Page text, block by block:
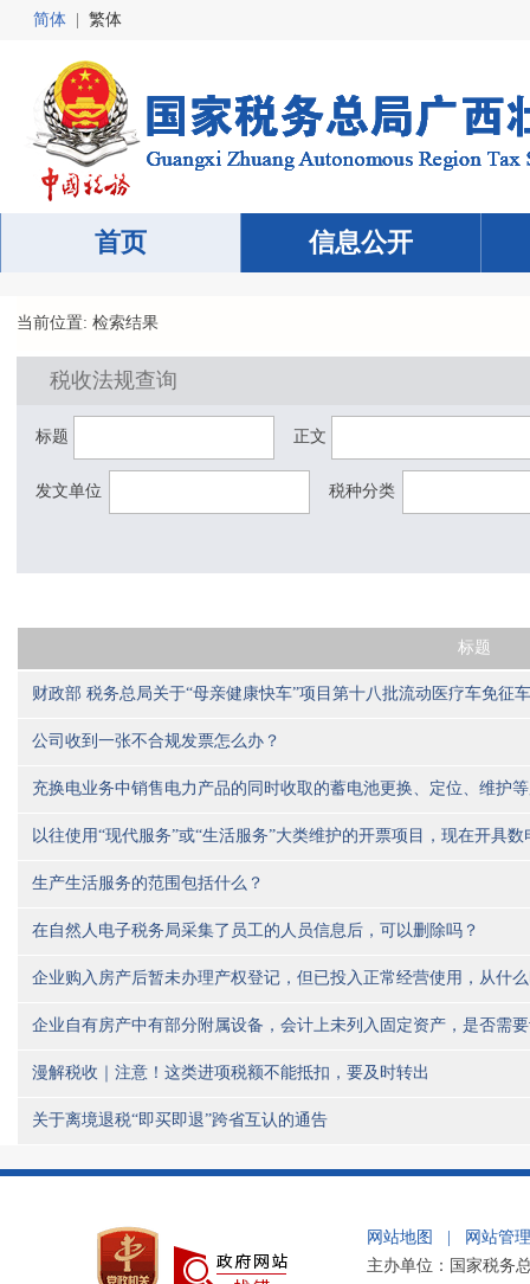
简体 繁体
首页 信息公开
当前位置: 检索结果
税收法规查询
标题 正文
发文单位 税种分类
标题
财政部 税务总局关于“母亲健康快车”项目第十八批流动医疗车免征
公司收到一张不合规发票怎么办？
充换电业务中销售电力产品的同时收取的蓄电池更换、定位、维护
以往使用“现代服务”或“生活服务”大类维护的开票项目，现在开具
生产生活服务的范围包括什么？
在自然人电子税务局采集了员工的人员信息后，可以删除吗？
企业购入房产后暂未办理产权登记，但已投入正常经营使用，从什
企业自有房产中有部分附属设备，会计上未列入固定资产，是否需
漫解税收｜注意！这类进项税额不能抵扣，要及时转出
关于离境退税“即买即退”跨省互认的通告
网站地图
网站管理
主办单位：国家税务